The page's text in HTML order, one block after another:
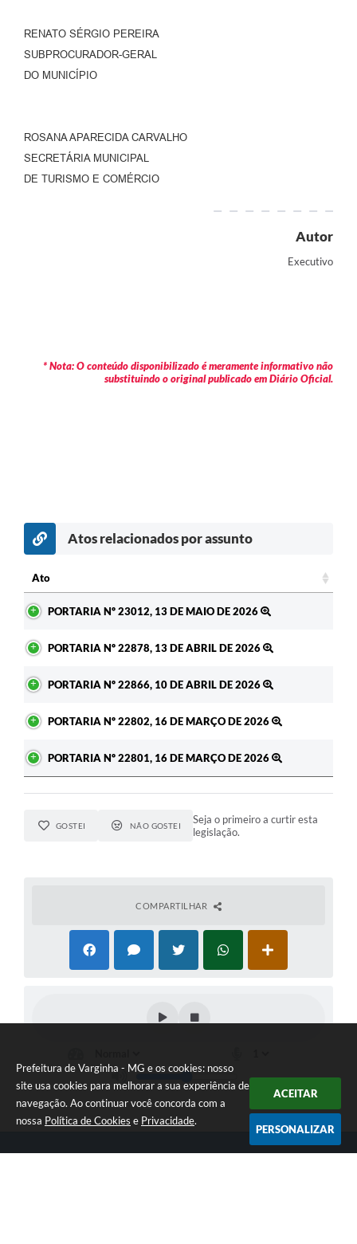
Prefeitura de Varginha - MG e os cookies: nosso
site usa cookies para melhorar a sua experiência de
navegação. Ao continuar você concorda com a
nossa Política de Cookies e Privacidade.
ACEITAR
PERSONALIZAR
RENATO SÉRGIO PEREIRA
SUBPROCURADOR-GERAL
DO MUNICÍPIO
ROSANA APARECIDA CARVALHO
SECRETÁRIA MUNICIPAL
DE TURISMO E COMÉRCIO
Autor
Executivo
* Nota: O conteúdo disponibilizado é meramente informativo não
substituindo o original publicado em Diário Oficial.
Atos relacionados por assunto
Ato
PORTARIA Nº 23012, 13 DE MAIO DE 2026
PORTARIA Nº 22878, 13 DE ABRIL DE 2026
PORTARIA Nº 22866, 10 DE ABRIL DE 2026
PORTARIA Nº 22802, 16 DE MARÇO DE 2026
PORTARIA Nº 22801, 16 DE MARÇO DE 2026
GOSTEI NÃO GOSTEI
Seja o primeiro a curtir esta
legislação.
COMPARTILHAR